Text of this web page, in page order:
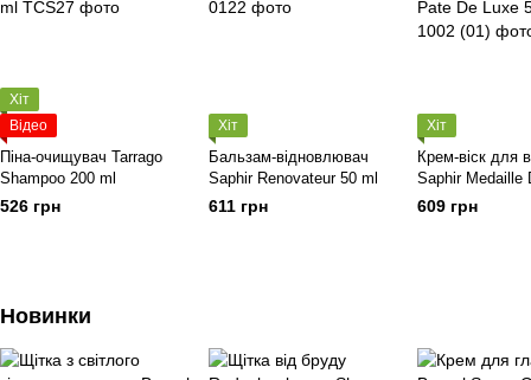
Хіт
Відео
Піна-очищувач Tarrago
Shampoo 200 ml
526 грн
Хіт
Бальзам-відновлювач
Saphir Renovateur 50 ml
611 грн
Хіт
Крем-віск для
Saphir Medaille
De Luxe 50 ml
609 грн
Новинки